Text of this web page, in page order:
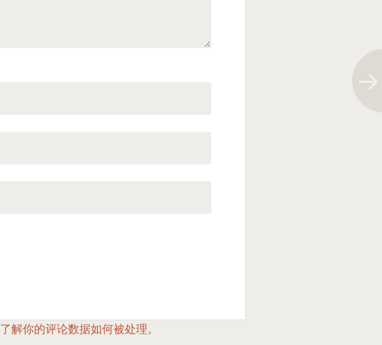
了解你的评论数据如何被处理。